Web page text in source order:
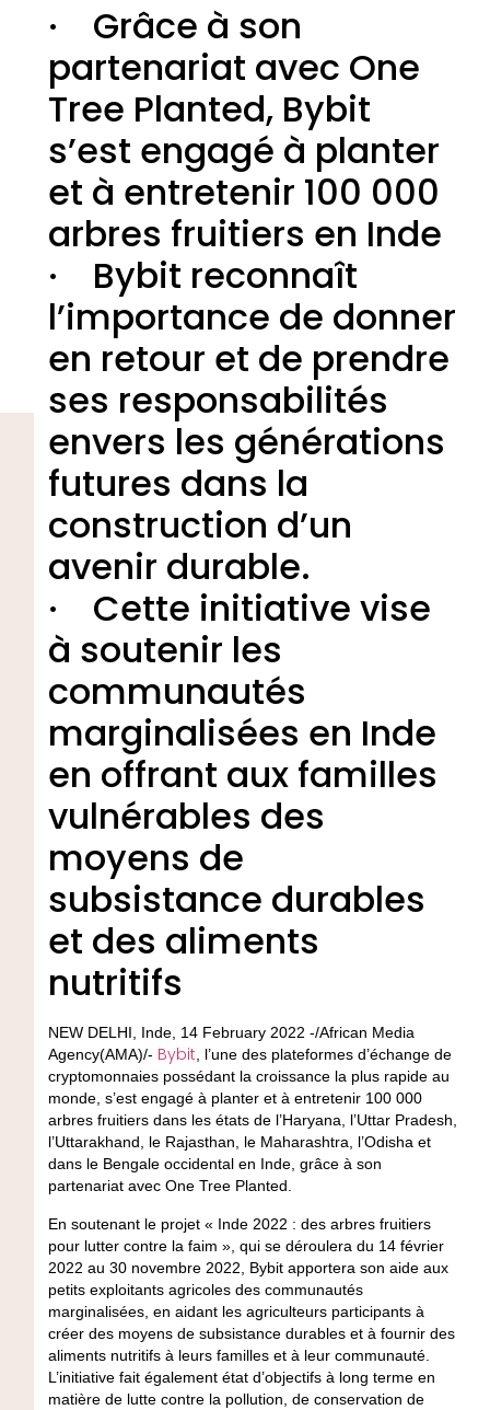
· Grâce à son
partenariat avec One
Tree Planted, Bybit
s’est engagé à planter
et à entretenir 100 000
arbres fruitiers en Inde
· Bybit reconnaît
l’importance de donner
en retour et de prendre
ses responsabilités
envers les générations
futures dans la
construction d’un
avenir durable.
· Cette initiative vise
à soutenir les
communautés
marginalisées en Inde
en offrant aux familles
vulnérables des
moyens de
subsistance durables
et des aliments
nutritifs
NEW DELHI, Inde, 14 February 2022 -/African Media
Agency(AMA)/- Bybit , l’une des plateformes d’échange de
cryptomonnaies possédant la croissance la plus rapide au
monde, s’est engagé à planter et à entretenir 100 000
arbres fruitiers dans les états de l’Haryana, l’Uttar Pradesh,
l’Uttarakhand, le Rajasthan, le Maharashtra, l’Odisha et
dans le Bengale occidental en Inde, grâce à son
partenariat avec One Tree Planted.
En soutenant le projet « Inde 2022 : des arbres fruitiers
pour lutter contre la faim », qui se déroulera du 14 février
2022 au 30 novembre 2022, Bybit apportera son aide aux
petits exploitants agricoles des communautés
marginalisées, en aidant les agriculteurs participants à
créer des moyens de subsistance durables et à fournir des
aliments nutritifs à leurs familles et à leur communauté.
L’initiative fait également état d’objectifs à long terme en
matière de lutte contre la pollution, de conservation de